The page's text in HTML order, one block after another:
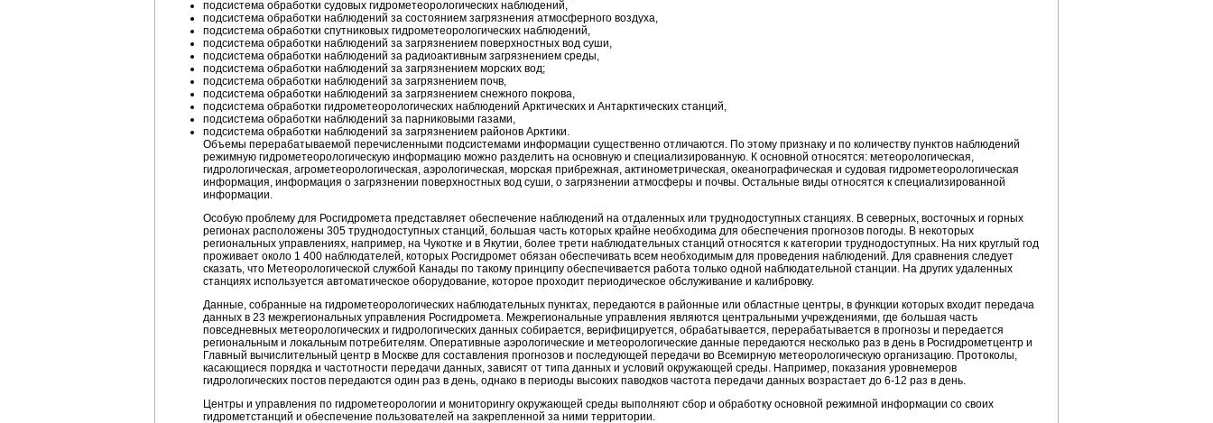
подсистема обработки судовых гидрометеорологических наблюдений,
подсистема обработки наблюдений за состоянием загрязнения атмосферного воздуха,
подсистема обработки спутниковых гидрометеорологических наблюдений,
подсистема обработки наблюдений за загрязнением поверхностных вод суши,
подсистема обработки наблюдений за радиоактивным загрязнением среды,
подсистема обработки наблюдений за загрязнением морских вод;
подсистема обработки наблюдений за загрязнением почв,
подсистема обработки наблюдений за загрязнением снежного покрова,
подсистема обработки гидрометеорологических наблюдений Арктических и Антарктических станций,
подсистема обработки наблюдений за парниковыми газами,
подсистема обработки наблюдений за загрязнением районов Арктики.
Объемы перерабатываемой перечисленными подсистемами информации существенно отличаются. По этому признаку и по количеству пунктов наблюдений
режимную гидрометеорологическую информацию можно разделить на основную и специализированную. К основной относятся: метеорологическая,
гидрологическая, агрометеорологическая, аэрологическая, морская прибрежная, актинометрическая, океанографическая и судовая гидрометеорологическая
информация, информация о загрязнении поверхностных вод суши, о загрязнении атмосферы и почвы. Остальные виды относятся к специализированной
информации.
Особую проблему для Росгидромета представляет обеспечение наблюдений на отдаленных или труднодоступных станциях. В северных, восточных и горных
регионах расположены 305 труднодоступных станций, большая часть которых крайне необходима для обеспечения прогнозов погоды. В некоторых
региональных управлениях, например, на Чукотке и в Якутии, более трети наблюдательных станций относятся к категории труднодоступных. На них круглый год
проживает около 1 400 наблюдателей, которых Росгидромет обязан обеспечивать всем необходимым для проведения наблюдений. Для сравнения следует
сказать, что Метеорологической службой Канады по такому принципу обеспечивается работа только одной наблюдательной станции. На других удаленных
станциях используется автоматическое оборудование, которое проходит периодическое обслуживание и калибровку.
Данные, собранные на гидрометеорологических наблюдательных пунктах, передаются в районные или областные центры, в функции которых входит передача
данных в 23 межрегиональных управления Росгидромета. Межрегиональные управления являются центральными учреждениями, где большая часть
повседневных метеорологических и гидрологических данных собирается, верифицируется, обрабатывается, перерабатывается в прогнозы и передается
региональным и локальным потребителям. Оперативные аэрологические и метеорологические данные передаются несколько раз в день в Росгидрометцентр и
Главный вычислительный центр в Москве для составления прогнозов и последующей передачи во Всемирную метеорологическую организацию. Протоколы,
касающиеся порядка и частотности передачи данных, зависят от типа данных и условий окружающей среды. Например, показания уровнемеров
гидрологических постов передаются один раз в день, однако в периоды высоких паводков частота передачи данных возрастает до 6-12 раз в день.
Центры и управления по гидрометеорологии и мониторингу окружающей среды выполняют сбор и обработку основной режимной информации со своих
гидрометстанций и обеспечение пользователей на закрепленной за ними территории.